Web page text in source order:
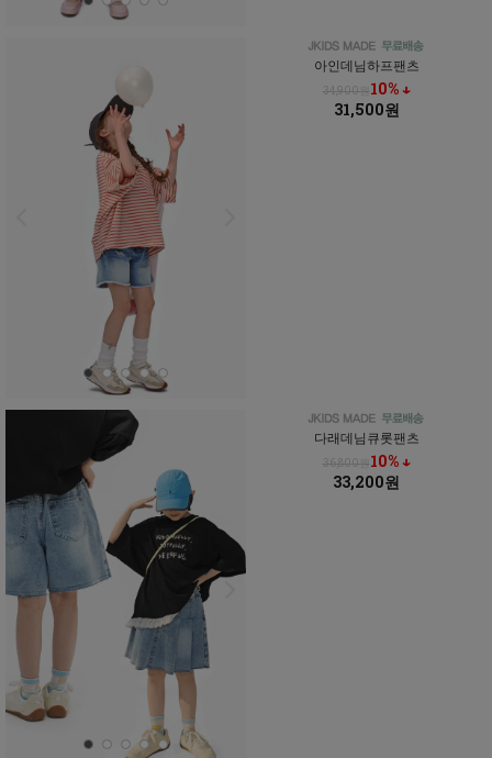
아인데님하프팬츠
34,900원 10% ↓
31,500원
다래데님큐롯팬츠
36,800원10% ↓
33,200원